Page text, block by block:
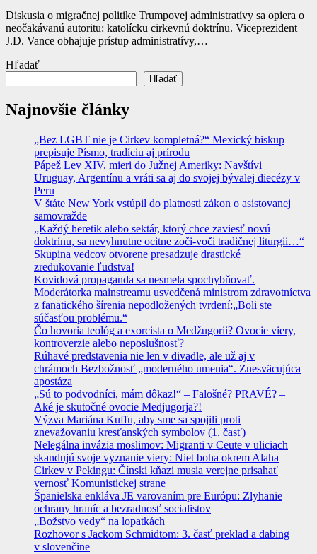
Diskusia o migračnej politike Trumpovej administratívy sa opiera o
neočakávanú autoritu: katolícku cirkevnú doktrínu. Viceprezident
J.D. Vance obhajuje prístup administratívy,…
Hľadať
Hľadať
Najnovšie články
„Bez LGBT nie je Cirkev kompletná?“ Mexický biskup
prepisuje Písmo, tradíciu aj prírodu
Pápež Lev XIV. mieri do Južnej Ameriky: Navštívi
Uruguay, Argentínu a vráti sa aj do svojej bývalej diecézy v
Peru
V štáte New York vstúpil do platnosti zákon o asistovanej
samovražde
„Každý heretik alebo sektár, ktorý chce zaviesť novú
doktrínu, sa nevyhnutne ocitne zoči-voči tradičnej liturgii…“
Skupina vedcov otvorene presadzuje drastické
zredukovanie ľudstva!
Kovidová propaganda sa nesmela spochybňovať.
Moderátorka mainstreamu usvedčená ministrom zdravotníctva
z fanatického šírenia nepodložených tvrdení:„Boli ste
súčasťou problému.“
Čo hovoria teológ a exorcista o Medžugorii? Ovocie viery,
kontroverzie alebo neposlušnosť?
Rúhavé predstavenia nie len v divadle, ale už aj v
chrámoch Bezbožnosť „moderného umenia“. Znesväcujúca
apostáza
„Sú to podvodníci, mám dôkaz!“ – Falošné? PRAVÉ? –
Aké je skutočné ovocie Medjugorja?!
Výzva Mariána Kuffu, aby sme sa spojili proti
znevažovaniu kresťanských symbolov (1. časť)
Nelegálna invázia moslimov: Migranti v Ceute v uliciach
skandujú svoje vyznanie viery: Niet boha okrem Alaha
Cirkev v Pekingu: Čínski kňazi musia verejne prisahať
vernosť Komunistickej strane
Španielska enkláva JE varovaním pre Európu: Zlyhanie
ochrany hraníc a bezradnosť socialistov
„Božstvo vedy“ na lopatkách
Rozhovor s Jackom Schmidtom: 3. časť preklad a dabing
v slovenčine